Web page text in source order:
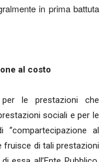
in prima battuta
al costo
le prestazioni che
sociali e per le
al
fruisce di tali prestazioni